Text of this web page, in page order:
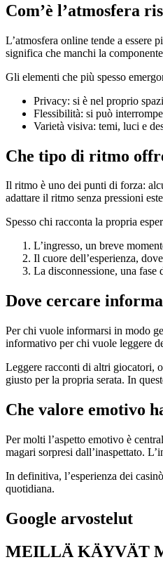
Com’è l’atmosfera
L’atmosfera online tende a essere
significa che manchi la
Gli elementi che più spesso
Privacy: si è nel proprio
Flessibilità: si può
Varietà visiva: temi, luci e
Che tipo di ritmo
Il ritmo è uno dei punti di forza:
adattare il ritmo senza pressioni
Spesso chi racconta la propria
L’ingresso, un breve
Il cuore dell’esperienza,
La disconnessione, una fase
Dove cercare
Per chi vuole informarsi in modo
informativo per chi vuole leggere
Leggere racconti di altri giocatori,
giusto per la propria serata. In
Che valore emotivo
Per molti l’aspetto emotivo è
magari sorpresi dall’inaspettato.
In definitiva, l’esperienza dei
quotidiana.
Google arvostelut
MEILLÄ KÄYVÄT